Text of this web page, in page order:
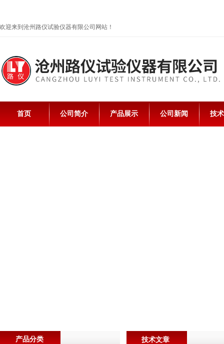
欢迎来到沧州路仪试验仪器有限公司网站！
首页 公司简介 产品展示 公司新闻 技
技术文章
产品分类